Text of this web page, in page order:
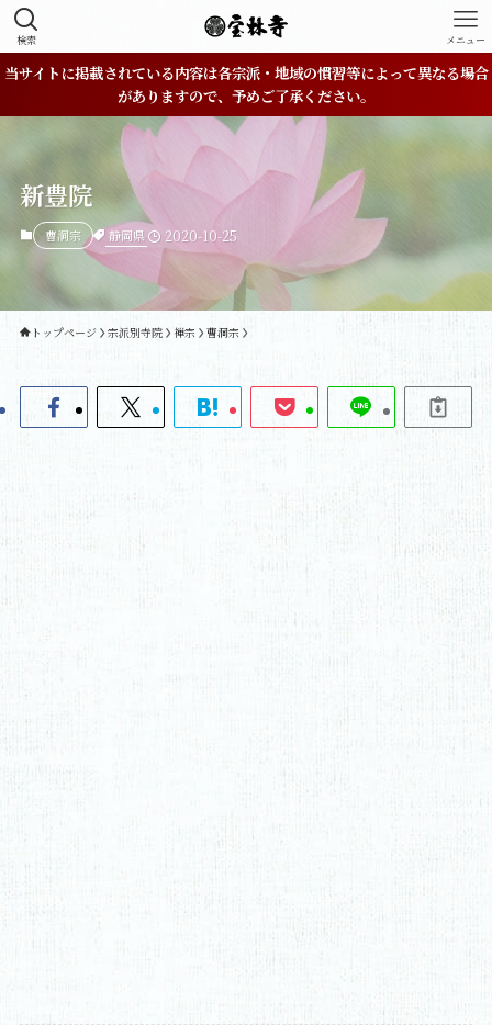
検索 メニュー
当サイトに掲載されている内容は各宗派・地域の慣習等によって異なる場合
がありますので、予めご了承ください。
新豊院
曹洞宗 静岡県 2020-10-25
トップページ 宗派別寺院 禅宗 曹洞宗